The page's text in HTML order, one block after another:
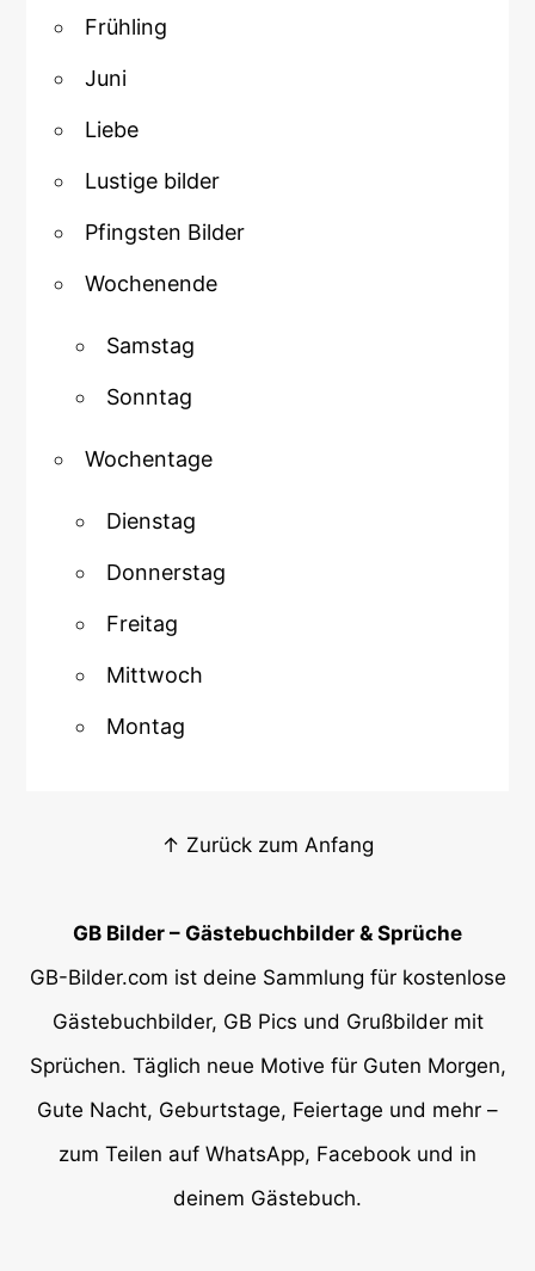
Frühling
Juni
Liebe
Lustige bilder
Pfingsten Bilder
Wochenende
Samstag
Sonntag
Wochentage
Dienstag
Donnerstag
Freitag
Mittwoch
Montag
↑ Zurück zum Anfang
GB Bilder – Gästebuchbilder & Sprüche
GB-Bilder.com ist deine Sammlung für kostenlose
Gästebuchbilder, GB Pics und Grußbilder mit
Sprüchen. Täglich neue Motive für Guten Morgen,
Gute Nacht, Geburtstage, Feiertage und mehr –
zum Teilen auf WhatsApp, Facebook und in
deinem Gästebuch.